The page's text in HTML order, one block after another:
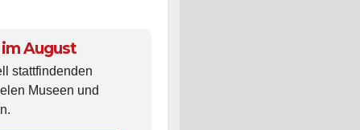
August
stattfindenden
Museen und